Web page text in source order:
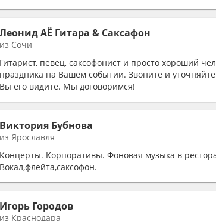
Леонид АЁ Гитара & Саксафон
из Сочи
Гитарист, певец, саксофонист и просто хороший
праздника на Вашем событии. Звоните и
Вы его видите. Мы договоримся!
Виктория Бубнова
из Ярославля
Концерты. Корпоративы. Фоновая музыка в
Вокал,флейта,саксофон.
Игорь Городов
из Краснодара